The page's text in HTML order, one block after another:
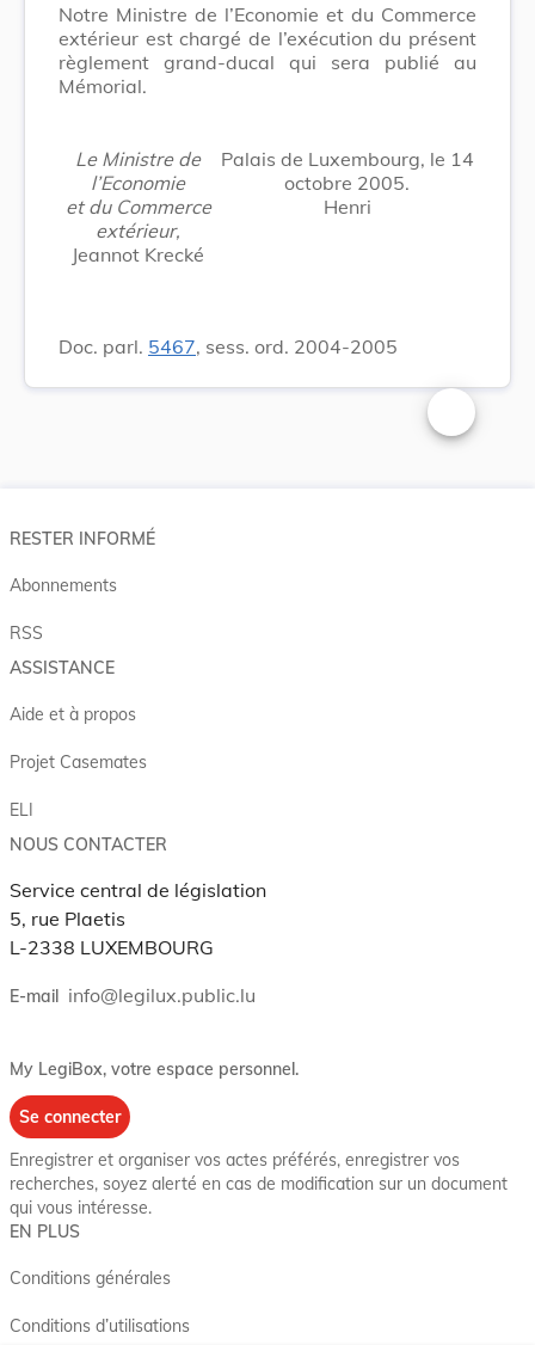
Notre Ministre de l’Economie et du Commerce
extérieur est chargé de l’exécution du présent
règlement grand-ducal qui sera publié au
Mémorial.
Le Ministre de
l’Economie
et du Commerce
extérieur,
Jeannot Krecké
Palais de Luxembourg, le 14
octobre 2005.
Henri
Doc. parl. 5467, sess. ord. 2004-2005
Changer la
RESTER INFORMÉ
Abonnements
RSS
ASSISTANCE
Aide et à propos
Projet Casemates
ELI
NOUS CONTACTER
Service central de législation
5, rue Plaetis
L-2338 LUXEMBOURG
E-mail info@legilux.public.lu
My LegiBox, votre espace personnel.
Se connecter
Enregistrer et organiser vos actes préférés, enregistrer vos
recherches, soyez alerté en cas de modification sur un document
qui vous intéresse.
EN PLUS
Conditions générales
Conditions d’utilisations